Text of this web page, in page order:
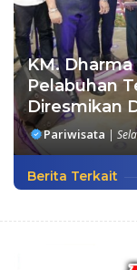
KM.
Pelabuhan
Diresmikan
Pariwisata |
Berita Terkait